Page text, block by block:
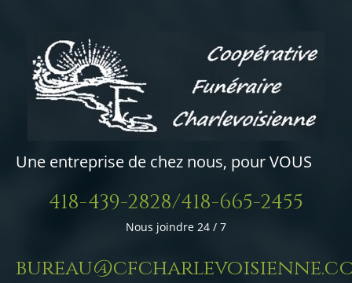
Une entreprise de chez nous, pour VOUS
418-439-2828/418-665-2455
Nous joindre 24 / 7